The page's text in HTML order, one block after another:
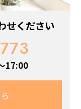
せください
17:00